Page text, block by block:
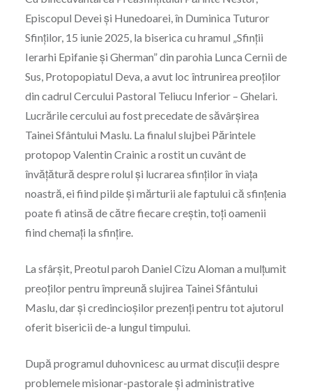
Episcopul Devei și Hunedoarei, în Duminica Tuturor
Sfinților, 15 iunie 2025, la biserica cu hramul „Sfinții
Ierarhi Epifanie și Gherman” din parohia Lunca Cernii de
Sus, Protopopiatul Deva, a avut loc întrunirea preoților
din cadrul Cercului Pastoral Teliucu Inferior – Ghelari.
Lucrările cercului au fost precedate de săvârșirea
Tainei Sfântului Maslu. La finalul slujbei Părintele
protopop Valentin Crainic a rostit un cuvânt de
învățătură despre rolul și lucrarea sfinților în viața
noastră, ei fiind pilde și mărturii ale faptului că sfințenia
poate fi atinsă de către fiecare creștin, toți oamenii
fiind chemați la sfințire.
La sfârșit, Preotul paroh Daniel Cîzu Aloman a mulțumit
preoților pentru împreună slujirea Tainei Sfântului
Maslu, dar și credincioșilor prezenți pentru tot ajutorul
oferit bisericii de-a lungul timpului.
După programul duhovnicesc au urmat discuții despre
problemele misionar-pastorale și administrative